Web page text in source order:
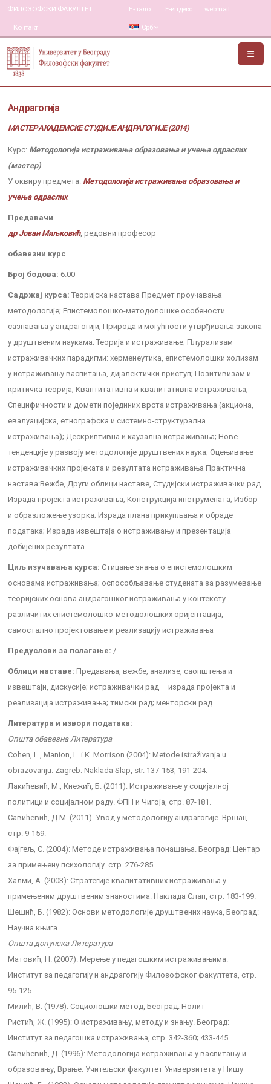
ФИЛОЗОФСКИ ФАКУЛТЕТ
Контакт
Е-налог Е-индекс webmail
Срб
Андрагогија
МАСТЕР АКАДЕМСКЕ СТУДИЈЕ АНДРАГОГИЈЕ (2014)
Курс: Методологија истраживања образовања и учења одраслих
(мастер)
У оквиру предмета: Методологија истраживања образовања и
учења одраслих
Предавачи
др Јован Миљковић, редовни професор
обавезни курс
Број бодова: 6.00
Садржај курса: Теоријска настава Предмет проучавања
методологије; Епистемолошко-методолошке особености
сазнавања у андрагогији; Природа и могућности утврђивања закона
у друштвеним наукама; Теорија и истраживање; Плурализам
истраживачких парадигми: херменеутика, епистемолошки холизам
у истраживању васпитања, дијалектички приступ; Позитивизам и
критичка теорија; Квантитативна и квалитативна истраживања;
Специфичности и домети појединих врста истраживања (акциона,
евалуацијска, етнографска и системно-структурална
истраживања); Дескриптивна и каузална истраживања; Нове
тенденције у развоју методологије друштвених наука; Оцењивање
истраживачких пројеката и резултата истраживања Практична
настава:Вежбе, Други облици наставе, Студијски истраживачки рад
Израда пројекта истраживања; Конструкција инструмената; Избор
и образложење узорка; Израда плана прикупљања и обраде
података; Израда извештаја о истраживању и презентација
добијених резултата
Циљ изучавања курса: Стицање знања о епистемолошким
основама истраживања; оспособљавање студената за разумевање
теоријских основа андрагошког истраживања у контексту
различитих епистемолошко-методолошких оријентација,
самостално пројектовање и реализацију истраживања
Предуслови за полагање: /
Облици наставе: Предавања, вежбе, анализе, саопштења и
извештаји, дискусије; истраживачки рад – израда пројекта и
реализација истраживања; тимски рад; менторски рад
Литература и извори података:
Општа обавезна Литература
Cohen, L., Manion, L. i K. Morrison (2004): Metode istraživanja u
obrazovanju. Zagreb: Naklada Slap, str. 137-153, 191-204.
Лакићевић, М., Кнежић, Б. (2011): Истраживање у социјалној
политици и социјалном раду. ФПН и Чигоја, стр. 87-181.
Савићевић, Д.М. (2011). Увод у методологију андрагогије. Вршац.
стр. 9-159.
Фајгељ, С. (2004): Методе истраживања понашања. Београд: Центар
за примењену психологију. стр. 276-285.
Халми, А. (2003): Стратегије квалитативних истраживања у
примењеним друштвеним знаностима. Наклада Слап, стр. 183-199.
Шешић, Б. (1982): Основи методологије друштвених наука, Београд:
Научна књига
Општа допунска Литература
Матовић, Н. (2007). Мерење у педагошким истраживањима.
Институт за педагогију и андрагогију Филозофског факултета, стр.
95-125.
Милић, В. (1978): Социолошки метод, Београд: Нолит
Ристић, Ж. (1995): О истраживању, методу и знању. Београд:
Институт за педагошка истраживања, стр. 342-360; 433-445.
Савићевић, Д. (1996): Методологија истраживања у васпитању и
образовању, Врање: Учитељски факултет Универзитета у Нишу